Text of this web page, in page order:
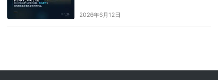
2026年6月12日